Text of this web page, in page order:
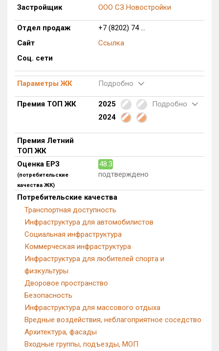
с продажами
Рейтинг ЕРЗ
Найдено:
Жилых комплексов
1 из 362
Многоквартирных домов
Домов с апартаментами
Поселков таунхаусов
0 из 2
Блокированных домов
Квартир, апартаментов,
блоков в БД
Застройщик ООО СЗ Новостройки
Отдел продаж
+7 (8202) 74 ...
Сайт
Ссылка
Соц. сети
Параметры ЖК Подробно
Премия ТОП ЖК 2025
Подробно
2024
Премия Летний
ТОП ЖК
Оценка ЕРЗ
(потребительские
качества ЖК)
48.3
подтверждено
Потребительские качества
Транспортная доступность
Инфраструктура для автомобилистов
Социальная инфраструктура
Коммерческая инфраструктура
Инфраструктура для любителей спорта и
физкультуры
Дворовое пространство
Безопасность
Инфраструктура для массового отдыха
Вредные воздействия, неблагоприятное соседство
Архитектура, фасады
Входные группы, подъезды, МОП